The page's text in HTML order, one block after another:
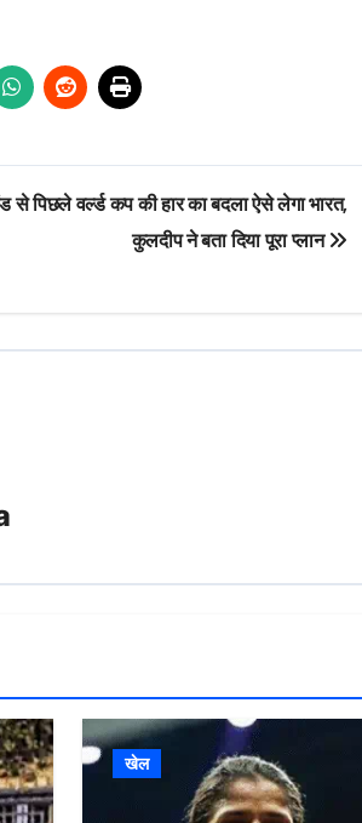
से पिछले वर्ल्ड कप की हार का बदला ऐसे लेगा भारत,
कुलदीप ने बता दिया पूरा प्‍लान
खेल